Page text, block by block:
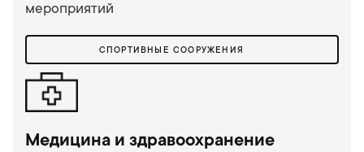
мероприятий
СПОРТИВНЫЕ СООРУЖЕНИЯ
Медицина и здравоохранение